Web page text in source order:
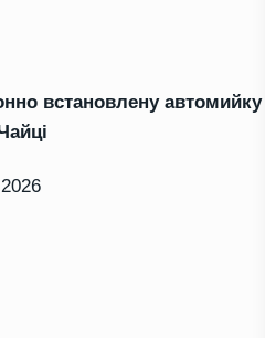
встановлену автомийку